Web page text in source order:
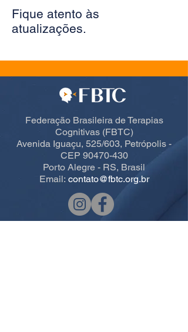
Fique atento às
atualizações.
Federação Brasileira de Terapias
Cognitivas (FBTC)
Avenida Iguaçu, 525/603, Petrópolis -
CEP 90470-430
Porto Alegre - RS, Brasil
Email: contato@fbtc.org.br